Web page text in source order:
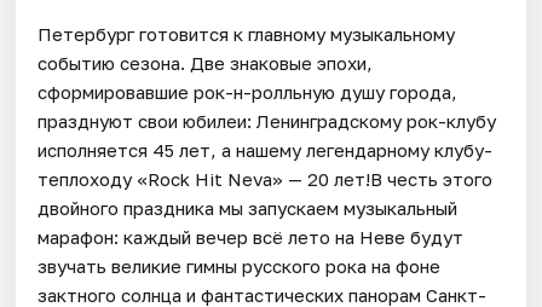
Петербург готовится к главному музыкальному
событию сезона. Две знаковые эпохи,
сформировавшие рок-н-ролльную душу города,
празднуют свои юбилеи: Ленинградскому рок-клубу
исполняется 45 лет, а нашему легендарному клубу-
теплоходу «Rock Hit Neva» — 20 лет!В честь этого
двойного праздника мы запускаем музыкальный
марафон: каждый вечер всё лето на Неве будут
звучать великие гимны русского рока на фоне
зактного солнца и фантастических панорам Санкт-